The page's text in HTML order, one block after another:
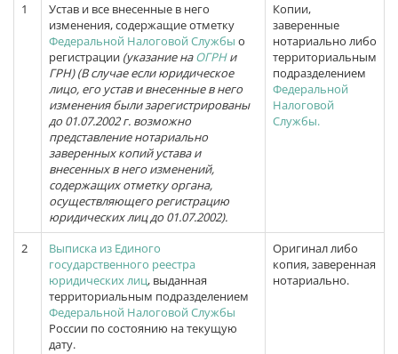
1
Устав и все внесенные в него
изменения, содержащие отметку
Федеральной Налоговой Службы о
регистрации (указание наОГРНи
ГРН) (В случае если юридическое
лицо, его устав и внесенные в него
изменения были зарегистрированы
до 01.07.2002 г. возможно
представление нотариально
заверенных копий устава и
внесенных в него изменений,
содержащих отметку органа,
осуществляющего регистрацию
юридических лиц до 01.07.2002).
Копии,
заверенные
нотариально либо
территориальным
подразделением
Федеральной
Налоговой
Службы.
2
Выписка из Единого
государственного реестра
юридических лиц, выданная
территориальным подразделением
Федеральной Налоговой Службы
России по состоянию на текущую
дату.
Оригинал либо
копия, заверенная
нотариально.